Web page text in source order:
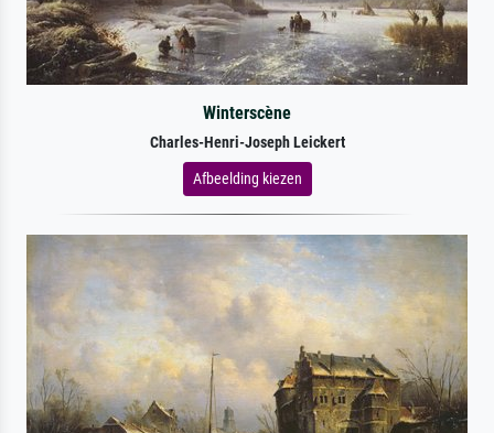
Winterscène
Charles-Henri-Joseph Leickert
Afbeelding kiezen